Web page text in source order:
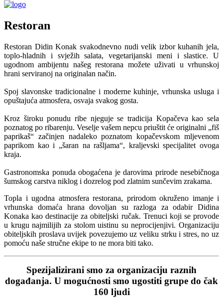
Restoran
Restoran Didin Konak svakodnevno nudi velik izbor kuhanih jela,
toplo-hladnih i svježih salata, vegetarijanski meni i slastice. U
ugodnom ambijentu našeg restorana možete uživati u vrhunskoj
hrani serviranoj na originalan način.
Spoj slavonske tradicionalne i moderne kuhinje, vrhunska usluga i
opuštajuća atmosfera, osvaja svakog gosta.
Kroz široku ponudu ribe njeguje se tradicija Kopačeva kao sela
poznatog po ribarenju. Veselje vašem nepcu priuštit će originalni „fiš
paprikaš“ začinjen nadaleko poznatom kopačevskom mljevenom
paprikom kao i „šaran na rašljama“, kraljevski specijalitet ovoga
kraja.
Gastronomska ponuda obogaćena je darovima prirode nesebičnoga
šumskog carstva niklog i dozrelog pod zlatnim sunčevim zrakama.
Topla i ugodna atmosfera restorana, prirodom okruženo imanje i
vrhunska domaća hrana dovoljan su razloga za odabir Didina
Konaka kao destinacije za obiteljski ručak. Trenuci koji se provode
u krugu najmilijih za stolom uistinu su neprocijenjivi. Organizaciju
obiteljskih proslava uvijek povezujemo uz veliku strku i stres, no uz
pomoću naše stručne ekipe to ne mora biti tako.
Spezijalizirani smo za organizaciju raznih
događanja. U mogućnosti smo ugostiti grupe do čak
160 ljudi